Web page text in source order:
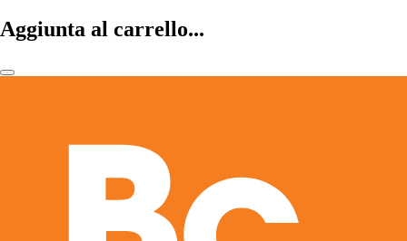
Aggiunta al carrello...